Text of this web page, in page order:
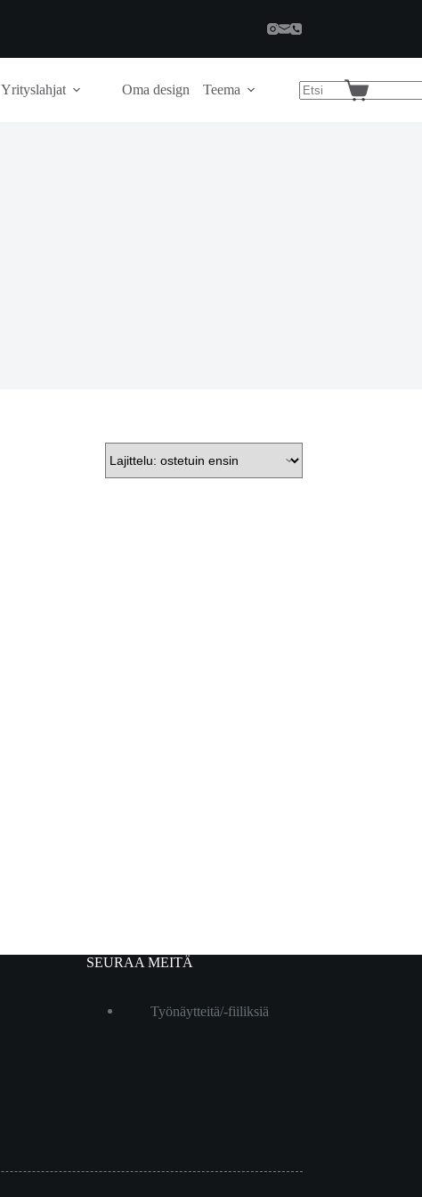
Yrityslahjat Oma design Teema
Shopping
SEURAA MEITÄ
Työnäytteitä/-fiiliksiä